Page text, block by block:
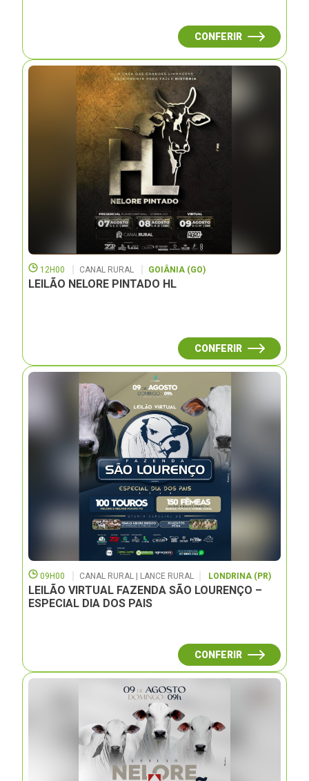
CONFERIR
12H00 CANAL RURAL GOIÂNIA (GO)
LEILÃO NELORE PINTADO HL
CONFERIR
09H00 CANAL RURAL | LANCE RURAL LONDRINA (PR)
LEILÃO VIRTUAL FAZENDA SÃO LOURENÇO –
ESPECIAL DIA DOS PAIS
CONFERIR